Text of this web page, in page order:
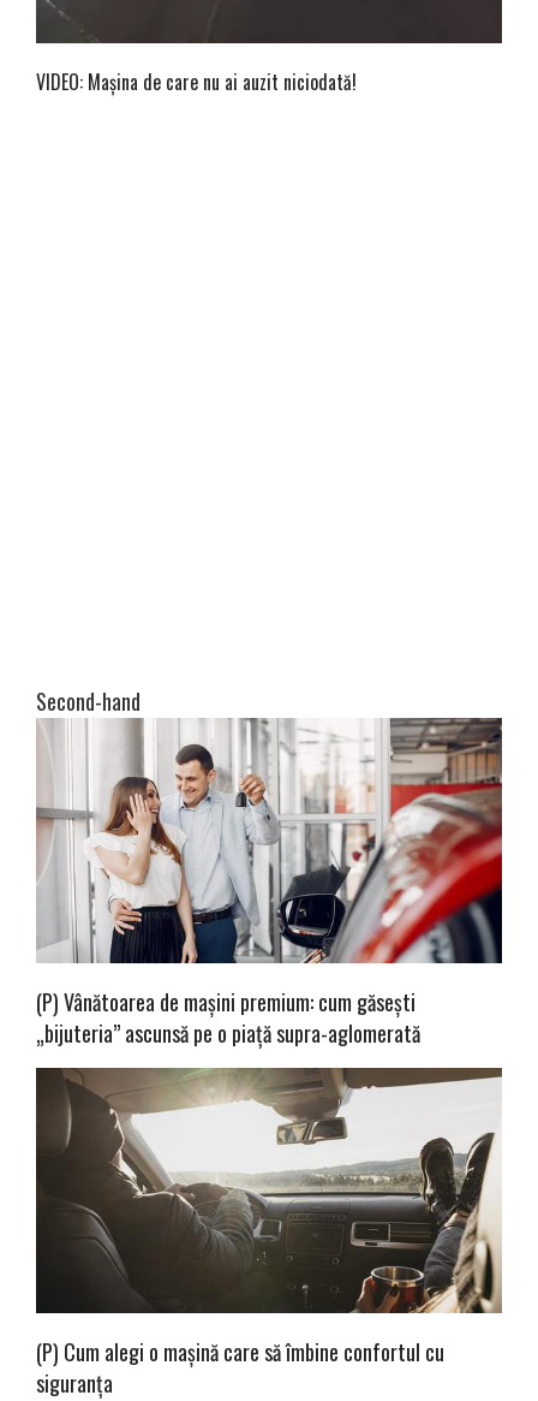
VIDEO: Mașina de care nu ai auzit niciodată!
Second-hand
(P) Vânătoarea de mașini premium: cum găsești
„bijuteria” ascunsă pe o piață supra-aglomerată
(P) Cum alegi o mașină care să îmbine confortul cu
siguranța